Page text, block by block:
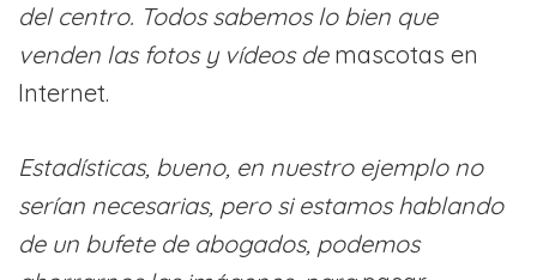
del centro. Todos sabemos lo bien que
venden las fotos y vídeos de mascotas en
Internet.
Estadísticas, bueno, en nuestro ejemplo no
serían necesarias, pero si estamos hablando
de un bufete de abogados, podemos